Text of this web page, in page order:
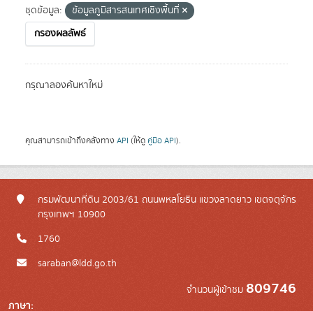
ชุดข้อมูล:
ข้อมูลภูมิสารสนเทศเชิงพื้นที่
กรองผลลัพธ์
กรุณาลองค้นหาใหม่
คุณสามารถเข้าถึงคลังทาง API (ให้ดู คู่มือ API).
กรมพัฒนาที่ดิน 2003/61 ถนนพหลโยธิน แขวงลาดยาว เขตจตุจักร
กรุงเทพฯ 10900
1760
saraban@ldd.go.th
จำนวนผู้เข้าชม 809746
ภาษา